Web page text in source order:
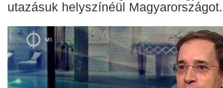
utazásuk helyszínéül Magyarországot.